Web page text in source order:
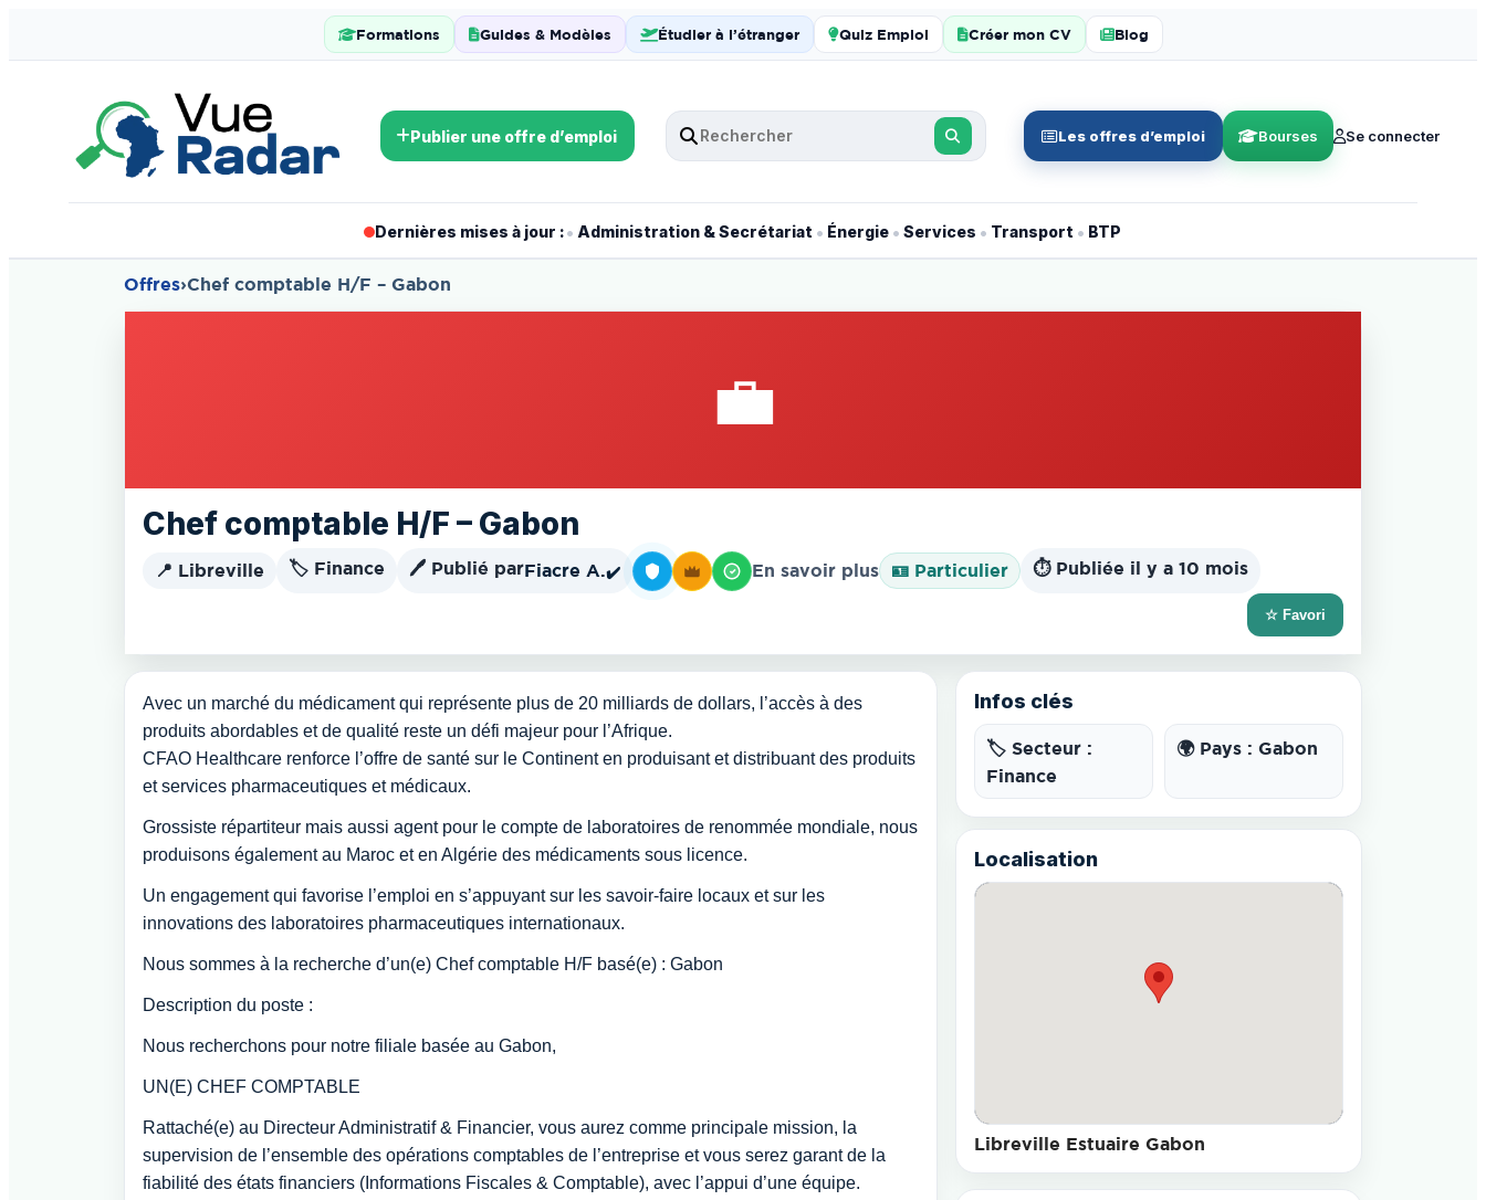
Formations Guides & Modèles Étudier à l’étranger Quiz Emploi Créer mon CV Blog
Publier une offre d’emploi Les offres d’emploi Bourses Se connecter
Dernières mises à jour :• Administration & Secrétariat • Énergie • Services • Transport • BTP
Offres›Chef comptable H/F – Gabon
💼
Chef comptable H/F – Gabon
📍 Libreville 🏷️ Finance 🖊️ Publié parFiacre A.✔️ En savoir plus 🪪 Particulier ⏱️ Publiée il y a 10 mois
☆ Favori
Avec un marché du médicament qui représente plus de 20 milliards de dollars, l’accès à des
produits abordables et de qualité reste un défi majeur pour l’Afrique.
CFAO Healthcare renforce l’offre de santé sur le Continent en produisant et distribuant des produits
et services pharmaceutiques et médicaux.
Grossiste répartiteur mais aussi agent pour le compte de laboratoires de renommée mondiale, nous
produisons également au Maroc et en Algérie des médicaments sous licence.
Un engagement qui favorise l’emploi en s’appuyant sur les savoir-faire locaux et sur les
innovations des laboratoires pharmaceutiques internationaux.
Nous sommes à la recherche d’un(e) Chef comptable H/F basé(e) : Gabon
Description du poste :
Nous recherchons pour notre filiale basée au Gabon,
UN(E) CHEF COMPTABLE
Rattaché(e) au Directeur Administratif & Financier, vous aurez comme principale mission, la
supervision de l’ensemble des opérations comptables de l’entreprise et vous serez garant de la
fiabilité des états financiers (Informations Fiscales & Comptable), avec l’appui d’une équipe.
Infos clés
🏷️ Secteur :
Finance
🌍 Pays : Gabon
Localisation
Libreville Estuaire Gabon